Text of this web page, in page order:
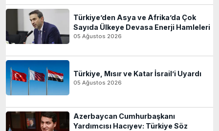
Türkiye’den Asya ve Afrika’da Çok
Sayıda Ülkeye Devasa Enerji Hamleleri
05 Ağustos 2026
Türkiye, Mısır ve Katar İsrail’i Uyardı
05 Ağustos 2026
Azerbaycan Cumhurbaşkanı
Yardımcısı Hacıyev: Türkiye Söz